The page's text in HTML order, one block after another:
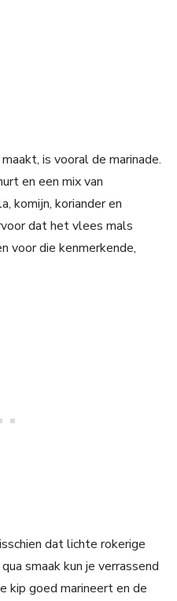
is vooral de marinade.
en een mix van
komijn, koriander en
dat het vlees mals
voor die kenmerkende,
dat lichte rokerige
smaak kun je verrassend
kip goed marineert en de